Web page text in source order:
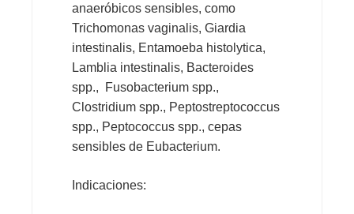
anaeróbicos sensibles, como
Trichomonas vaginalis, Giardia
intestinalis, Entamoeba histolytica,
Lamblia intestinalis, Bacteroides
spp., Fusobacterium spp.,
Clostridium spp., Peptostreptococcus
spp., Peptococcus spp., cepas
sensibles de Eubacterium.
Indicaciones: